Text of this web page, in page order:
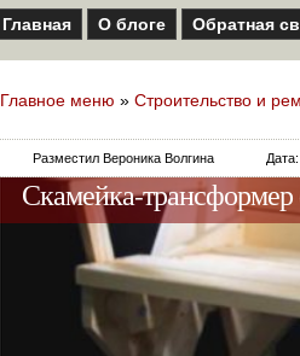
Главная О блоге Обратная
Главное меню » Строительство и
Разместил Вероника Волгина
Скамейка-